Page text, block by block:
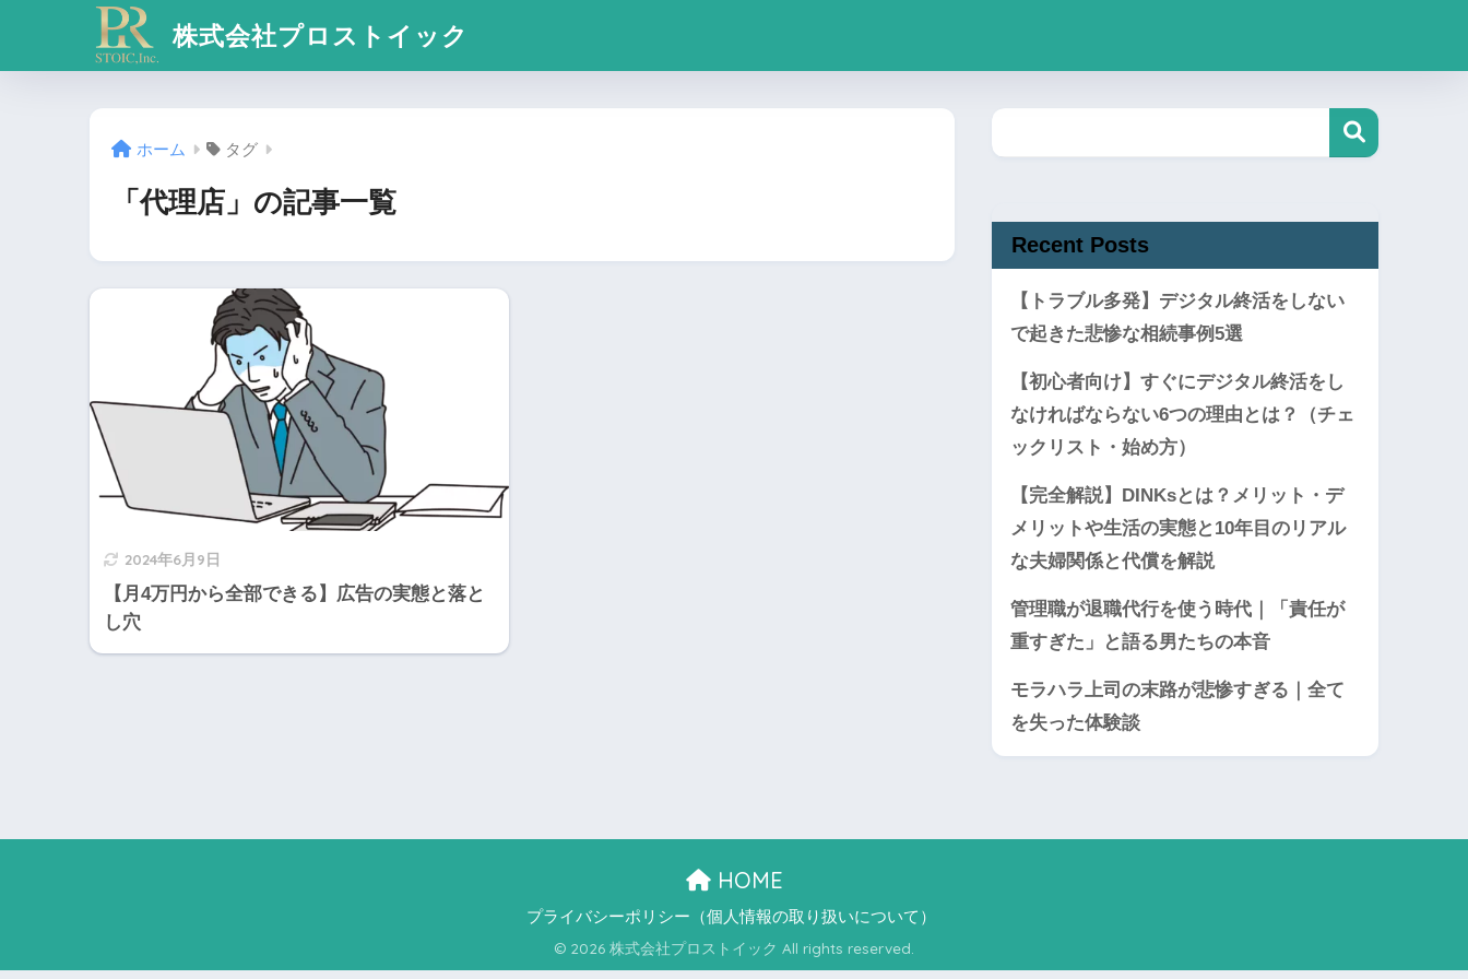
株式会社プロストイック
ホーム タグ
「代理店」の記事一覧
2024年6月9日
【月4万円から全部できる】広告の実態と落と
し穴
Recent Posts
【トラブル多発】デジタル終活をしない
で起きた悲惨な相続事例5選
【初心者向け】すぐにデジタル終活をし
なければならない6つの理由とは？（チェ
ックリスト・始め方）
【完全解説】DINKsとは？メリット・デ
メリットや生活の実態と10年目のリアル
な夫婦関係と代償を解説
管理職が退職代行を使う時代｜「責任が
重すぎた」と語る男たちの本音
モラハラ上司の末路が悲惨すぎる｜全て
を失った体験談
HOME
プライバシーポリシー（個人情報の取り扱いについて）
© 2026 株式会社プロストイック All rights reserved.